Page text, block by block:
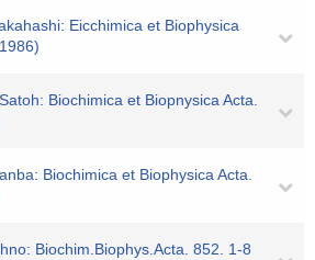
Eicchimica et Biophysica
Biochimica et Biopnysica Acta.
Biochimica et Biophysica Acta.
Biochim.Biophys.Acta. 852. 1-8